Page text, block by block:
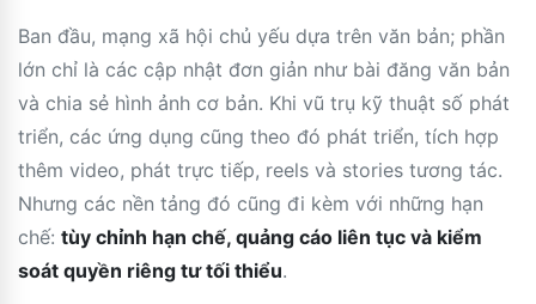
Ban đầu, mạng xã hội chủ yếu dựa trên văn bản; phần
lớn chỉ là các cập nhật đơn giản như bài đăng văn bản
và chia sẻ hình ảnh cơ bản. Khi vũ trụ kỹ thuật số phát
triển, các ứng dụng cũng theo đó phát triển, tích hợp
thêm video, phát trực tiếp, reels và stories tương tác.
Nhưng các nền tảng đó cũng đi kèm với những hạn
chế: tùy chỉnh hạn chế, quảng cáo liên tục và kiểm
soát quyền riêng tư tối thiểu.